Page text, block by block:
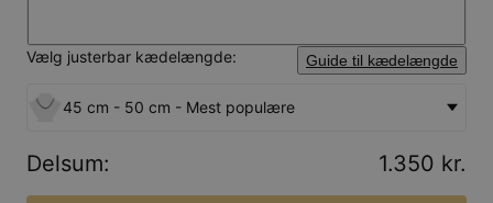
Vælg justerbar kædelængde: Guide til kædelængde
45 cm - 50 cm - Mest populære
Delsum: 1.350 kr.